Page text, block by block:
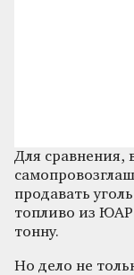
Для сравнения,
продавать
топливо из
тонну.
Но дело не